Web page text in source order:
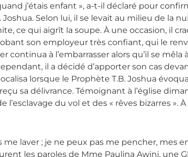
j’étais enfant », a-t-il déclaré pour
Joshua. Selon lui, il se levait au milieu de la
ce qui aigrît la soupe. À une occasion, il
son employeur très confiant, qui le
continua à l’embarrasser alors qu’il se
il a décidé d’apporter son cas
lorsque le Prophète T.B. Joshua
sa délivrance. Témoignant à l’église
l’esclavage du vol et des « rêves bizarres ».
me laver ; je ne peux pas me pencher, mes
les paroles de Mme Paulina Awini, une